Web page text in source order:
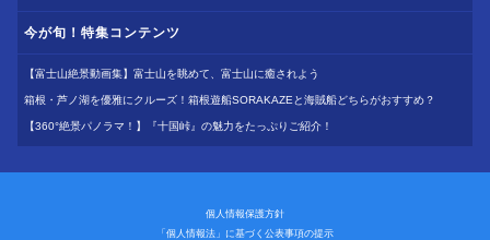
今が旬！特集コンテンツ
【富士山絶景動画集】富士山を眺めて、富士山に癒されよう
箱根・芦ノ湖を優雅にクルーズ！箱根遊船SORAKAZEと海賊船どちらがおすすめ？
【360°絶景パノラマ！】『十国峠』の魅力をたっぷりご紹介！
個人情報保護方針
「個人情報法」に基づく公表事項の提示